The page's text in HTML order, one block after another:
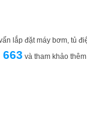
lắp đặt máy bơm, tủ
663 và tham khảo